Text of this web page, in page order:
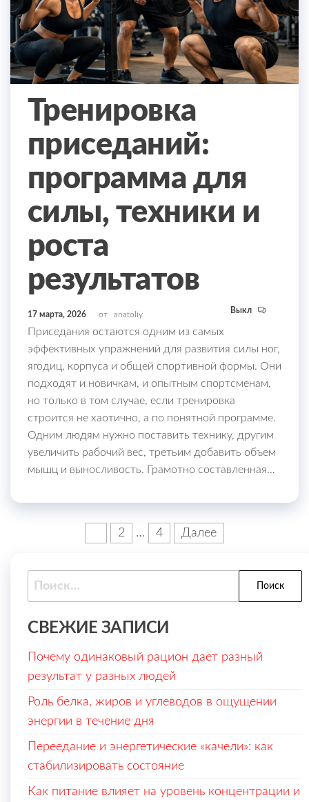
Тренировка
приседаний:
программа для
силы, техники и
роста
результатов
17 марта, 2026 от anatoliy Выкл
Приседания остаются одним из самых
эффективных упражнений для развития силы ног,
ягодиц, корпуса и общей спортивной формы. Они
подходят и новичкам, и опытным спортсменам,
но только в том случае, если тренировка
строится не хаотично, а по понятной программе.
Одним людям нужно поставить технику, другим
увеличить рабочий вес, третьим добавить объем
мышц и выносливость. Грамотно составленная…
2 … 4 Далее
Найти:
СВЕЖИЕ ЗАПИСИ
Почему одинаковый рацион даёт разный
результат у разных людей
Роль белка, жиров и углеводов в ощущении
энергии в течение дня
Переедание и энергетические «качели»: как
стабилизировать состояние
Как питание влияет на уровень концентрации и